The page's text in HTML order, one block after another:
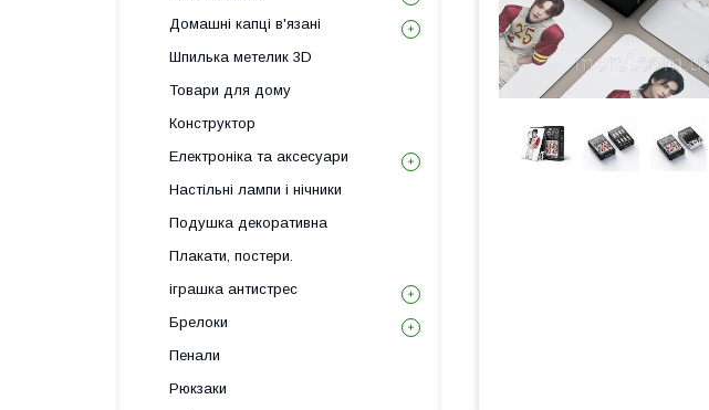
Домашні капці в'язані
Шпилька метелик 3D
Товари для дому
Конструктор
Електроніка та аксесуари
Настільні лампи і нічники
Подушка декоративна
Плакати, постери.
іграшка антистрес
Брелоки
Пенали
Рюкзаки